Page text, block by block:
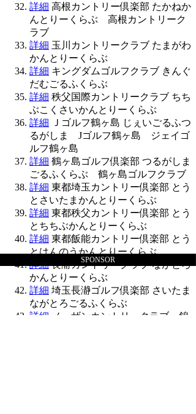
詳細 高根カントリー倶楽部 たかねか
んとりーくらぶ 高根カントリーク
ラブ
詳細 玉川カントリークラブ たまがわ
かんとりーくらぶ
詳細 キングダムゴルフクラブ きんぐ
だむごるふくらぶ
詳細 秩父国際カントリークラブ ちち
ぶこくさいかんとりーくらぶ
詳細 Ｊゴルフ鶴ヶ島 じぇいごるふつ
るがしま Jゴルフ鶴ヶ島 ジェイゴ
ルフ鶴ヶ島
詳細 鶴ヶ島ゴルフ倶楽部 つるがしま
ごるふくらぶ 鶴ヶ島ゴルフクラブ
詳細 東都埼玉カントリー倶楽部 とう
とさいたまかんとりーくらぶ
詳細 東都秩父カントリー倶楽部 とう
とちちぶかんとりーくらぶ
詳細 東都飯能カントリー倶楽部 とう
とはんのうかんとりーくらぶ
詳細長瀞カントリークラブ ながとろ
かんとりーくらぶ
詳細 埼玉長瀞ゴルフ倶楽部 さいたま
ながとろごるふくらぶ
詳細 ノーザンカントリークラブ 錦
SPONSOR